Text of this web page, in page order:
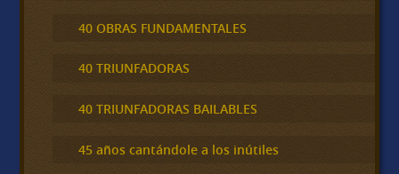
40 OBRAS FUNDAMENTALES
40 TRIUNFADORAS
40 TRIUNFADORAS BAILABLES
45 años cantándole a los inútiles